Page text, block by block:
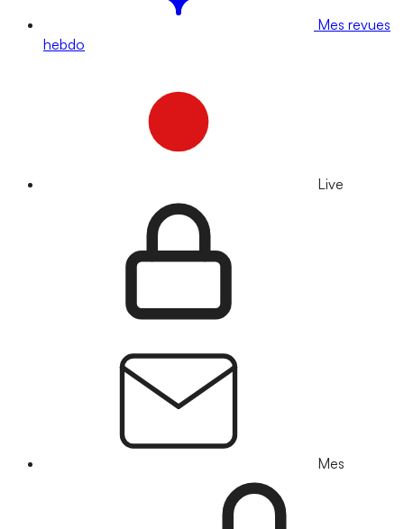
Mes revues
hebdo
Live
Mes